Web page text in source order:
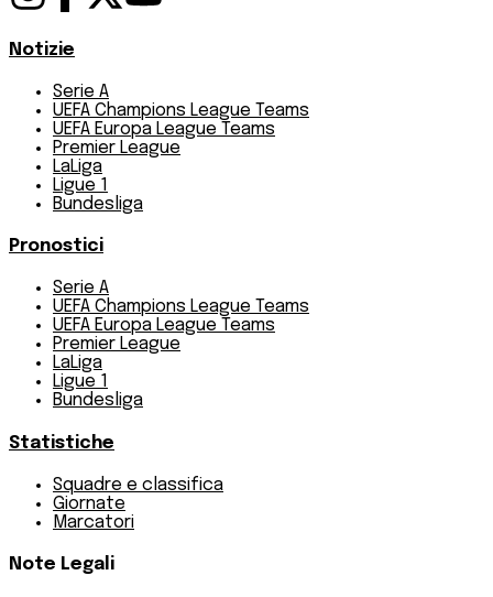
Notizie
Serie A
UEFA Champions League Teams
UEFA Europa League Teams
Premier League
LaLiga
Ligue 1
Bundesliga
Pronostici
Serie A
UEFA Champions League Teams
UEFA Europa League Teams
Premier League
LaLiga
Ligue 1
Bundesliga
Statistiche
Squadre e classifica
Giornate
Marcatori
Note Legali